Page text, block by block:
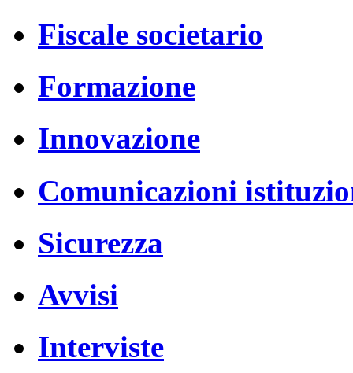
Fiscale societario
Formazione
Innovazione
Comunicazioni
Sicurezza
Avvisi
Interviste